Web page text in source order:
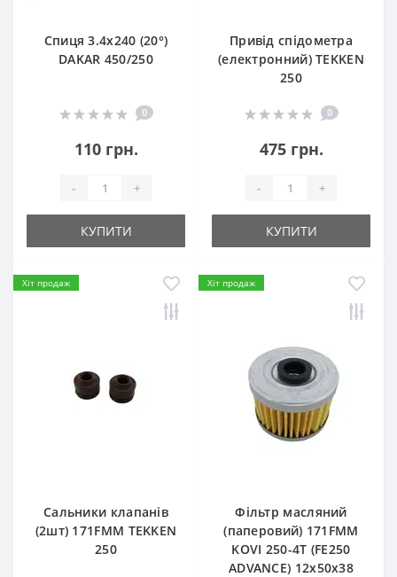
Спиця 3.4х240 (20°)
DAKAR 450/250
0
110 грн.
- +
КУПИТИ
Привід спідометра
(електронний) TEKKEN
250
0
475 грн.
- +
КУПИТИ
Хіт продаж
Сальники клапанів
(2шт) 171FMM TEKKEN
250
Хіт продаж
Фільтр масляний
(паперовий) 171FMM
KOVI 250-4T (FE250
ADVANCE) 12х50х38